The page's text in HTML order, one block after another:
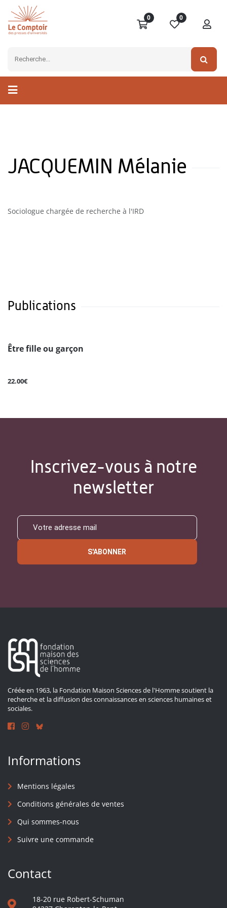
0 0
JACQUEMIN Mélanie
Sociologue chargée de recherche à l'IRD
Publications
Être fille ou garçon
22.00€
Inscrivez-vous à notre
newsletter
S'ABONNER
Créée en 1963, la Fondation Maison Sciences de l'Homme soutient la
recherche et la diffusion des connaissances en sciences humaines et
sociales.
Informations
Mentions légales
Conditions générales de ventes
Qui sommes-nous
Suivre une commande
Contact
18-20 rue Robert-Schuman